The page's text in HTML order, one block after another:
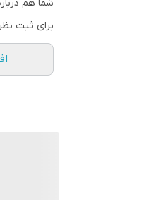
شما هم
برای ثبت